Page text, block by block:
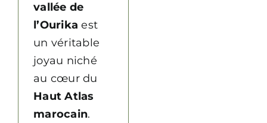
vallée de
l’Ourika est
un véritable
joyau niché
au cœur du
Haut Atlas
marocain.